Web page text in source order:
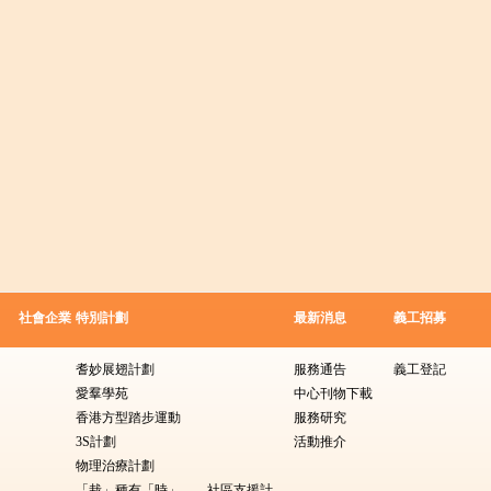
社會企業 特別計劃
耆妙展翅計劃
愛羣學苑
香港方型踏步運動
3S計劃
物理治療計劃
最新消息
服務通告
中心刊物下載
服務研究
活動推介
義工招募
義工登記